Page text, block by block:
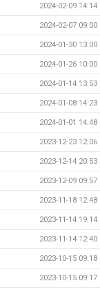
2024-02-09 14:14
2024-02-07 09:00
2024-01-30 13:00
2024-01-26 10:00
2024-01-14 13:53
2024-01-08 14:23
2024-01-01 14:48
2023-12-23 12:06
2023-12-14 20:53
2023-12-09 09:57
2023-11-18 12:48
2023-11-14 19:14
2023-11-14 12:40
2023-10-15 09:18
2023-10-15 09:17